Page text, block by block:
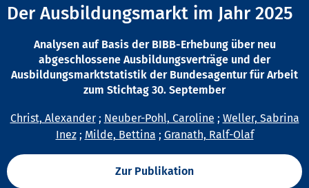
Der Ausbildungsmarkt im Jahr 2025
Analysen auf Basis der BIBB-Erhebung über neu
abgeschlossene Ausbildungsverträge und der
Ausbildungsmarktstatistik der Bundesagentur für Arbeit
zum Stichtag 30. September
Christ, Alexander; Neuber-Pohl, Caroline ; Weller, Sabrina
Inez; Milde, Bettina ; Granath, Ralf-Olaf
Zur Publikation